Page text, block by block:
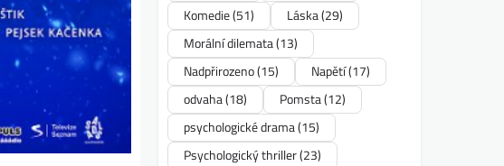
Komedie(51) Láska(29)
Morální dilemata(13)
Nadpřirozeno(15) Napětí(17)
odvaha(18) Pomsta(12)
psychologické drama(15)
Psychologický thriller(23)